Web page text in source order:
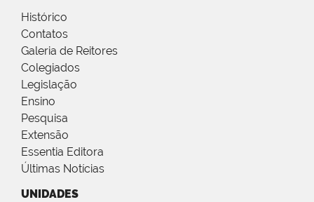
Histórico
Contatos
Galeria de Reitores
Colegiados
Legislação
Ensino
Pesquisa
Extensão
Essentia Editora
Últimas Notícias
UNIDADES